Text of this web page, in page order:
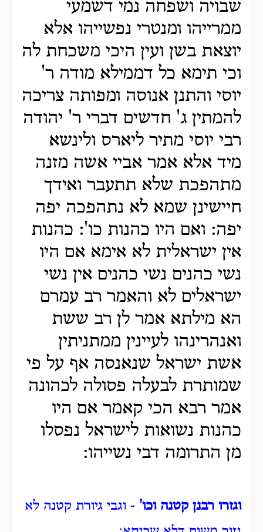
שבויה ושפחה נמי דשמעי
ממרייהו ומנטרי נפשייהו אלא
יוצאת בשן ועין היכי משכחת לה
וכי תימא כל דממילא מודה ר'
יוסי והתנן אנוסה ומפותה צריכה
להמתין ג' חדשים דברי ר' יהודה
רבי יוסי מתיר ליארס ולינשא
מיד אלא אמר אביי אשה מזנה
מתהפכת שלא תתעבר ואידך
חיישינן שמא לא נתהפכה יפה
יפה: ואם היו כהנות כו': כהנות
אין ישראלית לא אימא אם היו
נשי כהנים נשי כהנים אין נשי
ישראלים לא והאמר רב עמרם
הא מילתא אמר לן רב ששת
ואנהרינהו לעיינין ממתניתין
אשת ישראל שנאנסה אף על פי
שמותרת לבעלה פסולה לכהונה
אמר רבא הכי קאמר אם היו
כהנות נשואות לישראל נפסלו
מן התרומה דבי נשייהו:
וגזרו רבנן קטנה וכו' - וגבי גיורת קטנה לא